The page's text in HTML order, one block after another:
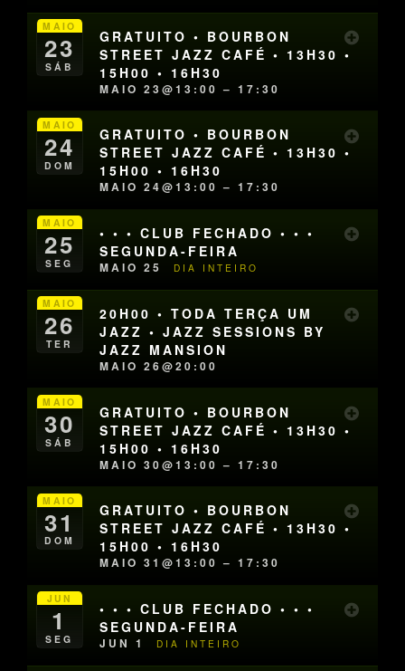
MAIO
23
SÁB
GRATUITO • BOURBON
STREET JAZZ CAFÉ • 13H30 •
15H00 • 16H30
MAIO 23@13:00 – 17:30
MAIO
24
DOM
GRATUITO • BOURBON
STREET JAZZ CAFÉ • 13H30 •
15H00 • 16H30
MAIO 24@13:00 – 17:30
MAIO
25
SEG
• • • CLUB FECHADO • • •
SEGUNDA-FEIRA
MAIO 25 DIA INTEIRO
MAIO
26
TER
20H00 • TODA TERÇA UM
JAZZ • JAZZ SESSIONS BY
JAZZ MANSION
MAIO 26@20:00
MAIO
30
SÁB
GRATUITO • BOURBON
STREET JAZZ CAFÉ • 13H30 •
15H00 • 16H30
MAIO 30@13:00 – 17:30
MAIO
31
DOM
GRATUITO • BOURBON
STREET JAZZ CAFÉ • 13H30 •
15H00 • 16H30
MAIO 31@13:00 – 17:30
JUN
1
SEG
• • • CLUB FECHADO • • •
SEGUNDA-FEIRA
JUN 1 DIA INTEIRO